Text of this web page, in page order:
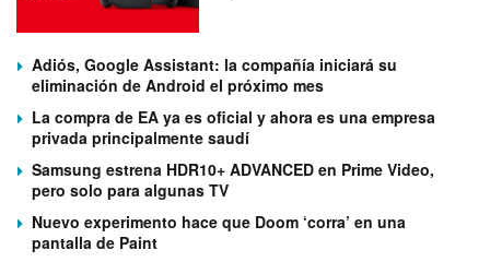
Adiós, Google Assistant: la compañía iniciará su
eliminación de Android el próximo mes
La compra de EA ya es oficial y ahora es una empresa
privada principalmente saudí
Samsung estrena HDR10+ ADVANCED en Prime Video,
pero solo para algunas TV
Nuevo experimento hace que Doom ‘corra’ en una
pantalla de Paint